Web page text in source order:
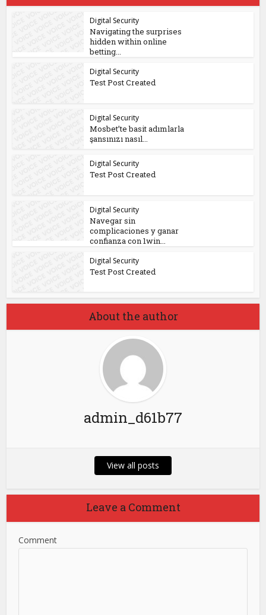
Digital Security
Navigating the surprises
hidden within online
betting...
Digital Security
Test Post Created
Digital Security
Mosbet’te basit adımlarla
şansınızı nasıl...
Digital Security
Test Post Created
Digital Security
Navegar sin
complicaciones y ganar
confianza con 1win...
Digital Security
Test Post Created
About the author
admin_d61b77
View all posts
Leave a Comment
Comment